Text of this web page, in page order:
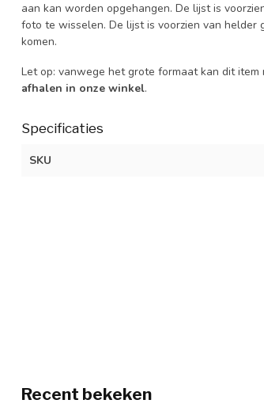
aan kan worden opgehangen. De lijst is
foto te wisselen. De lijst is voorzien van
komen.
Let op: vanwege het grote formaat kan dit item
afhalen in onze winkel.
Specificaties
SKU
Recent bekeken